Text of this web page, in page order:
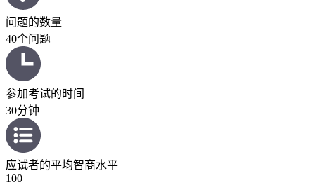
问题的数量
40个问题
参加考试的时间
30分钟
应试者的平均智商水平
100